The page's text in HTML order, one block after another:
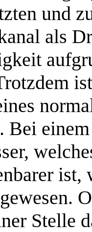
und
als
Bei
Stelle